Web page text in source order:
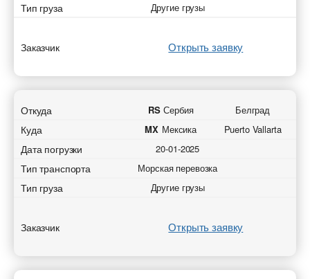
Тип груза Другие грузы
Заказчик Открыть заявку
Откуда RS Сербия Белград
Куда MX Мексика Puerto Vallarta
Дата погрузки 20-01-2025
Тип транспорта Морская перевозка
Тип груза Другие грузы
Заказчик Открыть заявку